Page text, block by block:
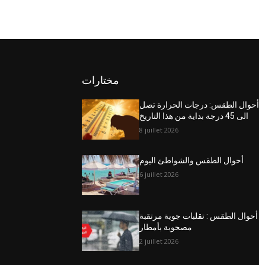
مختارات
أحوال الطقس: درجات الحرارة تصل
الى 45 درجة بداية من هذا التاريخ
8 juillet 2026
أحوال الطقس والشواطئ اليوم
6 juillet 2026
أحوال الطقس : تقلبات جوية مرتقبة
مصحوبة بأمطار
2 juillet 2026